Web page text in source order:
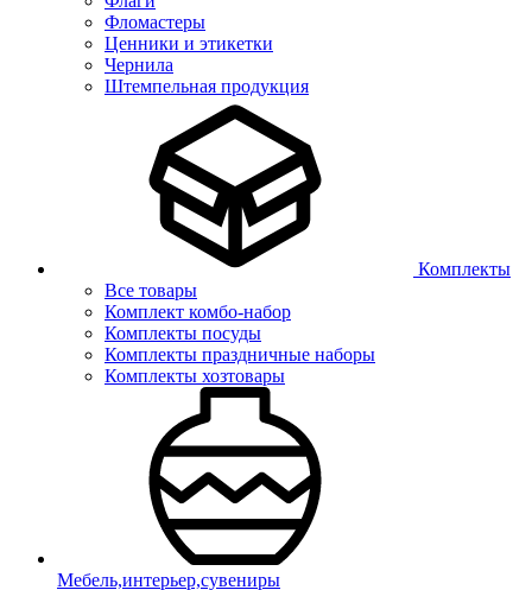
Фломастеры
Ценники и этикетки
Чернила
Штемпельная продукция
Комплекты
Все товары
Комплект комбо-набор
Комплекты посуды
Комплекты праздничные наборы
Комплекты хозтовары
Мебель,интерьер,сувениры